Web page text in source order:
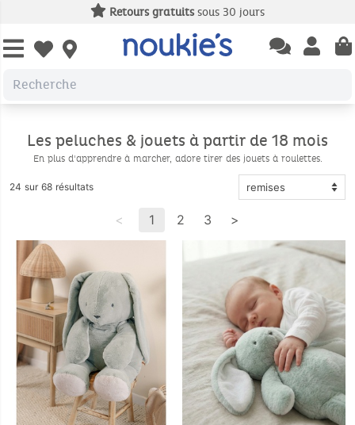
Livraison offerteà partir de 49€
Open wishlist Open
Open
Les peluches & jouets à partir de 18 mois
En plus d'apprendre à marcher, adore tirer des jouets à roulettes.
24 sur 68 résultats
< 1 2 3 >